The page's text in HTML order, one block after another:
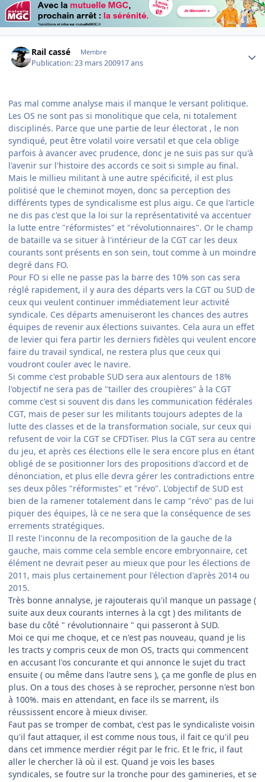
Rail cassé Membre
Publication:23 mars 200917 ans
Pas mal comme analyse mais il manque le versant politique.
Les OS ne sont pas si monolitique que cela, ni totalement
disciplinés. Parce que une partie de leur électorat , le non
syndiqué, peut être volatil voire versatil et que cela oblige
parfois à avancer avec prudence, donc je ne suis pas sur qu'à
l'avenir sur l'histoire des accords ce soit si simple au final.
Mais le millieu militant à une autre spécificité, il est plus
politisé que le cheminot moyen, donc sa perception des
différents types de syndicalisme est plus aigu. Ce que l'article
ne dis pas c'est que la loi sur la représentativité va accentuer
la lutte entre "réformistes" et "révolutionnaires". Or le champ
de bataille va se situer à l'intérieur de la CGT car les deux
courants sont présents en son sein, tout comme à un moindre
degré dans FO.
Pour FO si elle ne passe pas la barre des 10% son cas sera
réglé rapidement, il y aura des départs vers la CGT ou SUD de
ceux qui veulent continuer immédiatement leur activité
syndicale. Ces départs amenuiseront les chances des autres
équipes de revenir aux élections suivantes. Cela aura un effet
de levier qui fera partir les derniers fidèles qui veulent encore
faire du travail syndical, ne restera plus que ceux qui
voudront couler avec le navire.
Si comme c'est probable SUD sera aux alentours de 18%
l'objectif ne sera pas de "tailler des croupières" à la CGT
comme c'est si souvent dis dans les communication fédérales
CGT, mais de peser sur les militants toujours adeptes de la
lutte des classes et de la transformation sociale, sur ceux qui
refusent de voir la CGT se CFDTiser. Plus la CGT sera au centre
du jeu, et après ces élections elle le sera encore plus en étant
obligé de se positionner lors des propositions d'accord et de
dénonciation, et plus elle devra gérer les contradictions entre
ses deux pôles "réformistes" et "révo". L'objectif de SUD est
bien de la ramener totalement dans le camp "révo" pas de lui
piquer des équipes, là ce ne sera que la conséquence de ses
errements stratégiques.
Il reste l'inconnu de la recomposition de la gauche de la
gauche, mais comme cela semble encore embryonnaire, cet
élément ne devrait peser au mieux que pour les élections de
2011, mais plus certainement pour l'élection d'après 2014 ou
2015.
Très bonne annalyse, je rajouterais qu'il manque un passage (
suite aux deux courants internes à la cgt ) des militants de
base du côté " révolutionnaire " qui passeront à SUD.
Moi ce qui me choque, et ce n'est pas nouveau, quand je lis
les tracts y compris ceux de mon OS, tracts qui commencent
en accusant l'os concurante et qui annonce le sujet du tract
ensuite ( ou même dans l'autre sens ), ça me gonfle de plus en
plus. On a tous des choses à se reprocher, personne n'est bon
à 100%. mais en attendant, en face ils se marrent, ils
réussissent encore à mieux diviser.
Faut pas se tromper de combat, c'est pas le syndicaliste voisin
qu'il faut attaquer, il est comme nous tous, il fait ce qu'il peu
dans cet immence merdier régit par le fric. Et le fric, il faut
aller le chercher là où il est. Quand je vois les bases
syndicales, se foutre sur la tronche pour des gamineries, et se